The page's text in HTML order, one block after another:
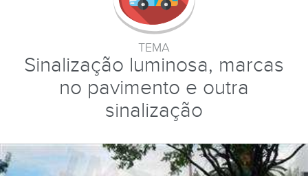
TEMA
Sinalização luminosa, marcas
no pavimento e outra
sinalização